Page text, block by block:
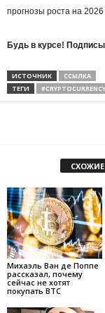
прогнозы роста на
Будь в курсе!
ИСТОЧНИК
ССЫЛКА
ТЕГИ
#CRYPTOCURRENCY
Михаэль Ван де Поппе
рассказал, почему
сейчас не хотят
покупать BTC